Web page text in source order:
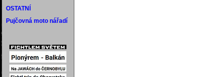
OSTATNÍ
Pujčovná moto nářadí